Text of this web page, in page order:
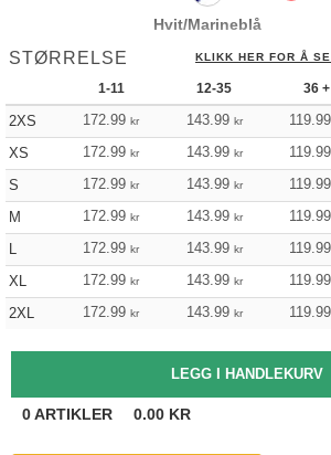
Hvit/Marineblå
STØRRELSE KLIKK HER FOR Å
1-11 12-35 36 +
2XS 172.99 kr 143.99 kr 119.99
XS
172.99 kr 143.99 kr 119.99
S
172.99 kr 143.99 kr 119.99
M
172.99 kr 143.99 kr 119.99
L
172.99 kr 143.99 kr 119.99
XL
172.99 kr 143.99 kr 119.99
2XL
172.99 kr 143.99 kr 119.99
0ARTIKLER 0.00 KR